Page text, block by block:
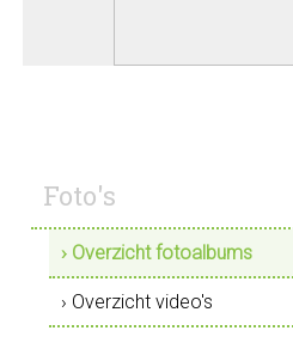
Foto's
› Overzicht fotoalbums
› Overzicht video's